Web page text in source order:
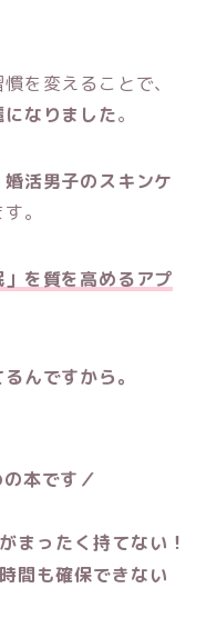
を変えることで、
なりました。
活男子のスキンケ
。
」を質を高めるアプ
んですから。
本です／
まったく持てない！
間も確保できない